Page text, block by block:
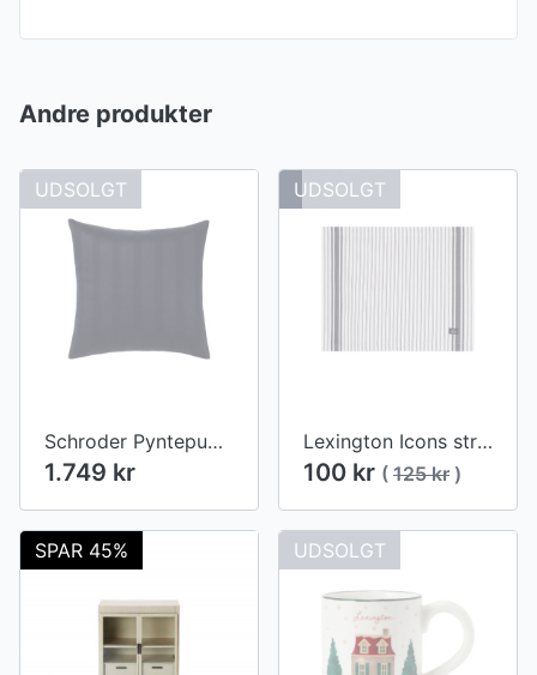
Andre produkter
UDSOLGT
Schroder Pyntepudebetræk
1.749 kr
UDSOLGT
Lexington Icons stribet oxfordborddækkeserviet, hvid/blå
100 kr ( 125 kr )
SPAR 45% UDSOLGT